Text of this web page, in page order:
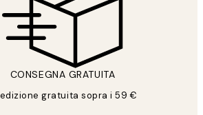
CONSEGNA GRATUITA
gratuita sopra i 59 €